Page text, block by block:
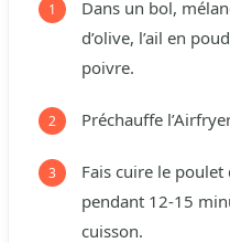
Dans un bol,
d’olive, l’ail en
poivre.
Préchauffe
Fais cuire le poulet
pendant 12-15
cuisson.